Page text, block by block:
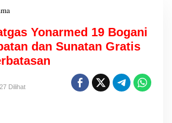
n
e
r
Yonarmed 19 Bogani
dan Sunatan Gratis
Dilihat